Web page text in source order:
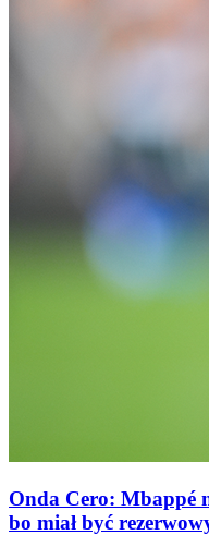
Onda Cero: Mbappé
bo miał być